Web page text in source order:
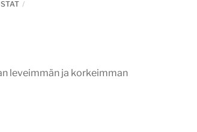
leveimmän ja korkeimman